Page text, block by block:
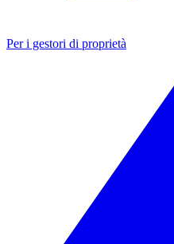
Per i gestori di proprietà